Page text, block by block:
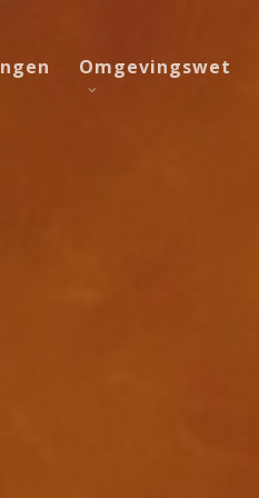
Omgevingswet